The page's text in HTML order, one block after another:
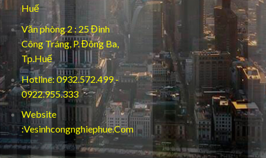
Huế
Văn phòng 2 : 25 Đinh
Công Tráng, P. Đông Ba,
Tp.Huế
Hotline: 0932.572.499 -
0922.955.333
Website
:Vesinhcongnghiephue.Com